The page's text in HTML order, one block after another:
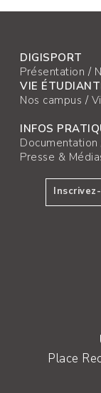
DIGISPORT
Présentation /
VIE
Nos campus /
INFOS
Documentation
Presse &
Place